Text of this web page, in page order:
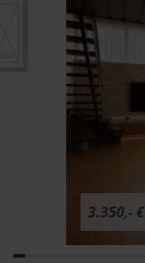
3.350,- €